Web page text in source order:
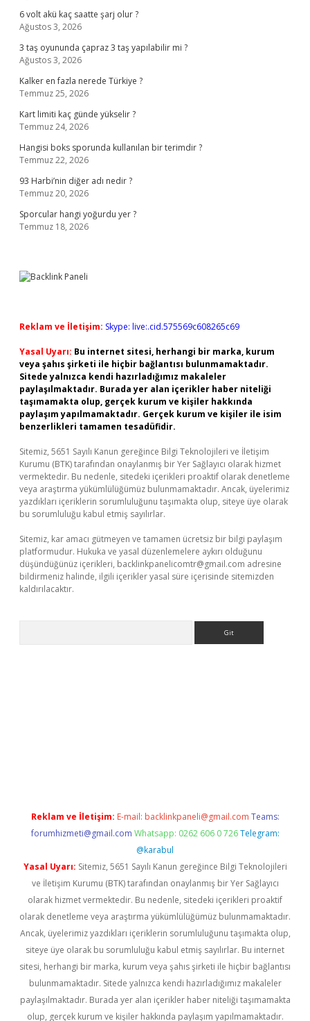
6 volt akü kaç saatte şarj olur ?
Ağustos 3, 2026
3 taş oyununda çapraz 3 taş yapılabilir mi ?
Ağustos 3, 2026
Kalker en fazla nerede Türkiye ?
Temmuz 25, 2026
Kart limiti kaç günde yükselir ?
Temmuz 24, 2026
Hangisi boks sporunda kullanılan bir terimdir ?
Temmuz 22, 2026
93 Harbi’nin diğer adı nedir ?
Temmuz 20, 2026
Sporcular hangi yoğurdu yer ?
Temmuz 18, 2026
Reklam ve İletişim: Skype: live:.cid.575569c608265c69
Yasal Uyarı: Bu internet sitesi, herhangi bir marka, kurum
veya şahıs şirketi ile hiçbir bağlantısı bulunmamaktadır.
Sitede yalnızca kendi hazırladığımız makaleler
paylaşılmaktadır. Burada yer alan içerikler haber niteliği
taşımamakta olup, gerçek kurum ve kişiler hakkında
paylaşım yapılmamaktadır. Gerçek kurum ve kişiler ile isim
benzerlikleri tamamen tesadüfidir.
Sitemiz, 5651 Sayılı Kanun gereğince Bilgi Teknolojileri ve İletişim
Kurumu (BTK) tarafından onaylanmış bir Yer Sağlayıcı olarak hizmet
vermektedir. Bu nedenle, sitedeki içerikleri proaktif olarak denetleme
veya araştırma yükümlülüğümüz bulunmamaktadır. Ancak, üyelerimiz
yazdıkları içeriklerin sorumluluğunu taşımakta olup, siteye üye olarak
bu sorumluluğu kabul etmiş sayılırlar.
Sitemiz, kar amacı gütmeyen ve tamamen ücretsiz bir bilgi paylaşım
platformudur. Hukuka ve yasal düzenlemelere aykırı olduğunu
düşündüğünüz içerikleri, backlinkpanelicomtr@gmail.com adresine
bildirmeniz halinde, ilgili içerikler yasal süre içerisinde sitemizden
kaldırılacaktır.
Reklam ve İletişim: E-mail: backlinkpaneli@gmail.com Teams:
forumhizmeti@gmail.com Whatsapp: 0262 606 0 726 Telegram:
@karabul
Yasal Uyarı: Sitemiz, 5651 Sayılı Kanun gereğince Bilgi Teknolojileri
ve İletişim Kurumu (BTK) tarafından onaylanmış bir Yer Sağlayıcı
olarak hizmet vermektedir. Bu nedenle, sitedeki içerikleri proaktif
olarak denetleme veya araştırma yükümlülüğümüz bulunmamaktadır.
Ancak, üyelerimiz yazdıkları içeriklerin sorumluluğunu taşımakta olup,
siteye üye olarak bu sorumluluğu kabul etmiş sayılırlar. Bu internet
sitesi, herhangi bir marka, kurum veya şahıs şirketi ile hiçbir bağlantısı
bulunmamaktadır. Sitede yalnızca kendi hazırladığımız makaleler
paylaşılmaktadır. Burada yer alan içerikler haber niteliği taşımamakta
olup, gerçek kurum ve kişiler hakkında paylaşım yapılmamaktadır.